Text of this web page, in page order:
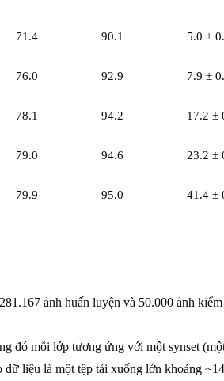
71.4 90.1 5.0 ±
76.0 92.9 7.9 ±
78.1 94.2 17.2 ±
79.0 94.6 23.2 ±
79.9 95.0 41.4 ±
ảnh huấn luyện và 50.000 ảnh
đó mỗi lớp tương ứng với một synset
liệu là một tệp tải xuống lớn khoảng